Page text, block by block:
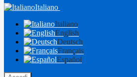
Italiano
Italiano
English
Deutsch
Français
Español